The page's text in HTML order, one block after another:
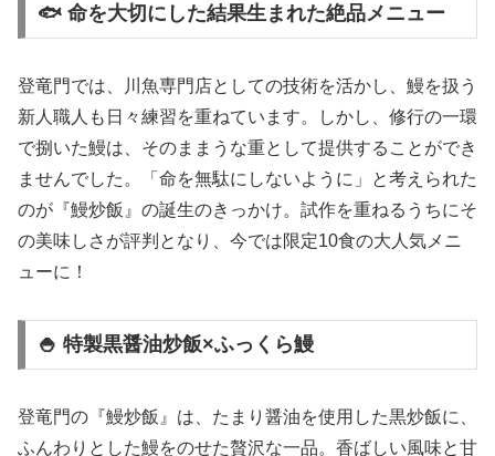
🐟 命を大切にした結果生まれた絶品メニュー
登竜門では、川魚専門店としての技術を活かし、鰻を扱う
新人職人も日々練習を重ねています。しかし、修行の一環
で捌いた鰻は、そのままうな重として提供することができ
ませんでした。「命を無駄にしないように」と考えられた
のが『鰻炒飯』の誕生のきっかけ。試作を重ねるうちにそ
の美味しさが評判となり、今では限定10食の大人気メニ
ューに！
🍚 特製黒醤油炒飯×ふっくら鰻
登竜門の『鰻炒飯』は、たまり醤油を使用した黒炒飯に、
ふんわりとした鰻をのせた贅沢な一品。香ばしい風味と甘